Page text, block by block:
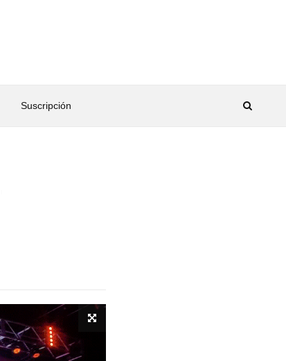
Suscripción